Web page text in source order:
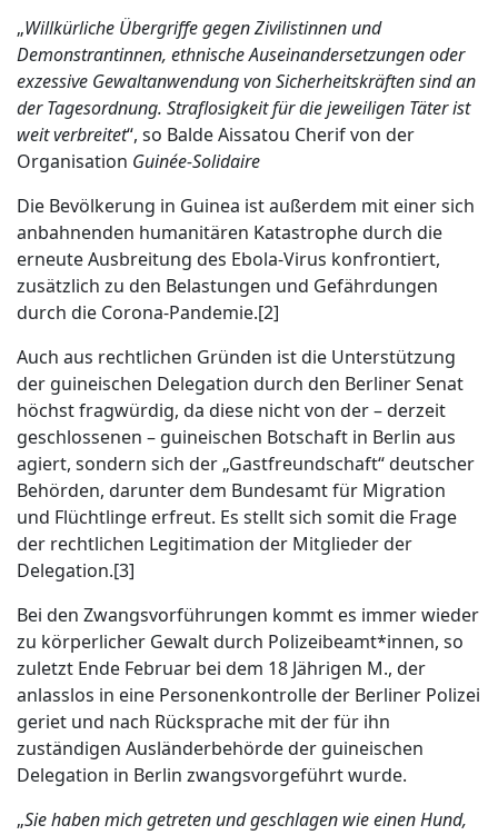
„Willkürliche Übergriffe gegen Zivilistinnen und
Demonstrantinnen, ethnische Auseinandersetzungen oder
exzessive Gewaltanwendung von Sicherheitskräften sind an
der Tagesordnung. Straflosigkeit für die jeweiligen Täter ist
weit verbreitet“, so Balde Aissatou Cherif von der
Organisation Guinée-Solidaire
Die Bevölkerung in Guinea ist außerdem mit einer sich
anbahnenden humanitären Katastrophe durch die
erneute Ausbreitung des Ebola-Virus konfrontiert,
zusätzlich zu den Belastungen und Gefährdungen
durch die Corona-Pandemie.[2]
Auch aus rechtlichen Gründen ist die Unterstützung
der guineischen Delegation durch den Berliner Senat
höchst fragwürdig, da diese nicht von der – derzeit
geschlossenen – guineischen Botschaft in Berlin aus
agiert, sondern sich der „Gastfreundschaft“ deutscher
Behörden, darunter dem Bundesamt für Migration
und Flüchtlinge erfreut. Es stellt sich somit die Frage
der rechtlichen Legitimation der Mitglieder der
Delegation.[3]
Bei den Zwangsvorführungen kommt es immer wieder
zu körperlicher Gewalt durch Polizeibeamt*innen, so
zuletzt Ende Februar bei dem 18 Jährigen M., der
anlasslos in eine Personenkontrolle der Berliner Polizei
geriet und nach Rücksprache mit der für ihn
zuständigen Ausländerbehörde der guineischen
Delegation in Berlin zwangsvorgeführt wurde.
„Sie haben mich getreten und geschlagen wie einen Hund,